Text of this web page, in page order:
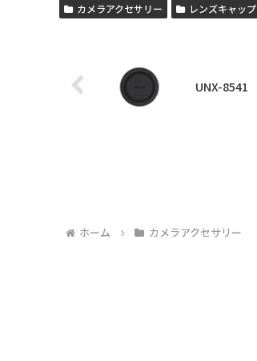
カメラアクセサリー レンズキャップ
UNX-8541
ホーム カメラアクセサリー